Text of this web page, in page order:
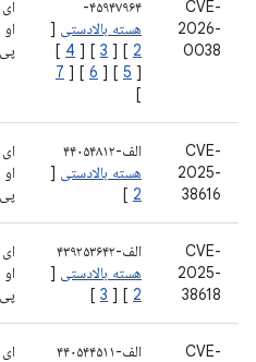
CVE-
2026-
0038
‎-۴۵۹۴۷۹۶۴‎
هسته بالادستی [
2
] [
3
] [
4
]
[
5
] [
6
] [
7
]
ای
او
پی
CVE-
2025-
38616
الف-۴۴۰۵۴۸۱۲
هسته بالادستی [
2
]
ای
او
پی
CVE-
2025-
38618
الف-۴۳۹۲۵۳۶۴۲
هسته بالادستی [
2
] [
3
]
ای
او
پی
CVE-
الف-۴۴۰۵۴۴۵۱۱
ای